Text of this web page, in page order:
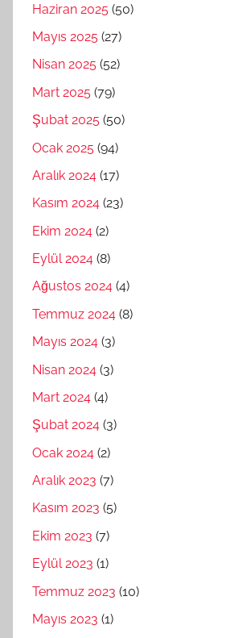
Haziran 2025 (50)
Mayıs 2025 (27)
Nisan 2025 (52)
Mart 2025 (79)
Şubat 2025 (50)
Ocak 2025 (94)
Aralık 2024 (17)
Kasım 2024 (23)
Ekim 2024 (2)
Eylül 2024 (8)
Ağustos 2024 (4)
Temmuz 2024 (8)
Mayıs 2024 (3)
Nisan 2024 (3)
Mart 2024 (4)
Şubat 2024 (3)
Ocak 2024 (2)
Aralık 2023 (7)
Kasım 2023 (5)
Ekim 2023 (7)
Eylül 2023 (1)
Temmuz 2023 (10)
Mayıs 2023 (1)